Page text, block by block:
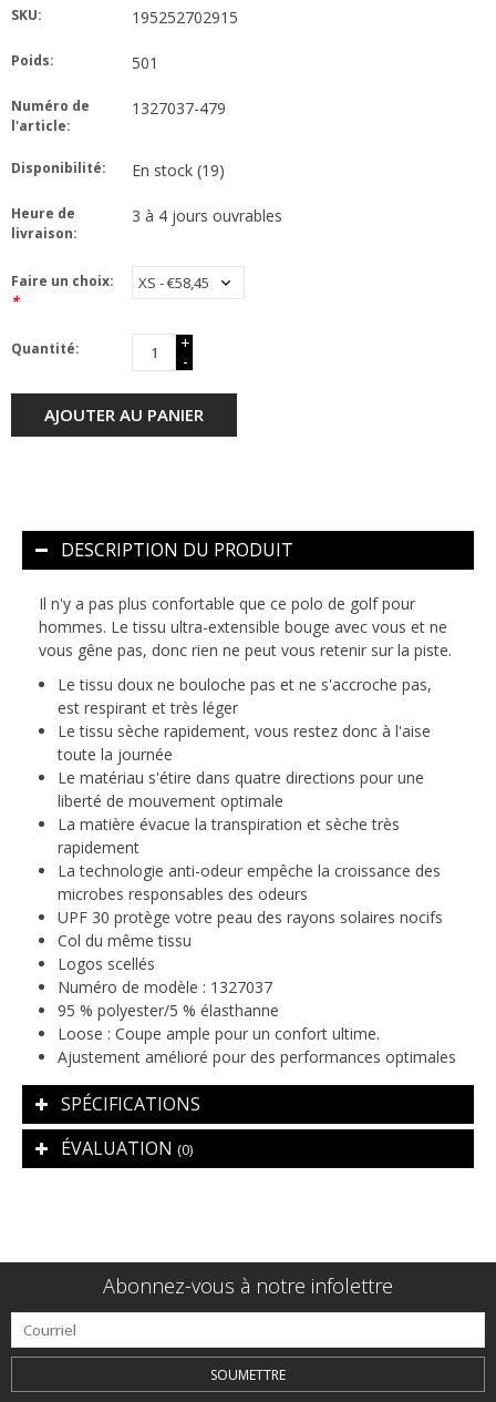
SKU: 195252702915
Poids: 501
Numéro de
l'article:
1327037-479
Disponibilité: En stock (19)
Heure de
livraison:
3 à 4 jours ouvrables
Faire un choix:
*
Quantité:
+
-
AJOUTER AU PANIER
DESCRIPTION DU PRODUIT
Il n'y a pas plus confortable que ce polo de golf pour
hommes. Le tissu ultra-extensible bouge avec vous et ne
vous gêne pas, donc rien ne peut vous retenir sur la piste.
Le tissu doux ne bouloche pas et ne s'accroche pas,
est respirant et très léger
Le tissu sèche rapidement, vous restez donc à l'aise
toute la journée
Le matériau s'étire dans quatre directions pour une
liberté de mouvement optimale
La matière évacue la transpiration et sèche très
rapidement
La technologie anti-odeur empêche la croissance des
microbes responsables des odeurs
UPF 30 protège votre peau des rayons solaires nocifs
Col du même tissu
Logos scellés
Numéro de modèle : 1327037
95 % polyester/5 % élasthanne
Loose : Coupe ample pour un confort ultime.
Ajustement amélioré pour des performances optimales
SPÉCIFICATIONS
ÉVALUATION (0)
Abonnez-vous à notre infolettre
SOUMETTRE